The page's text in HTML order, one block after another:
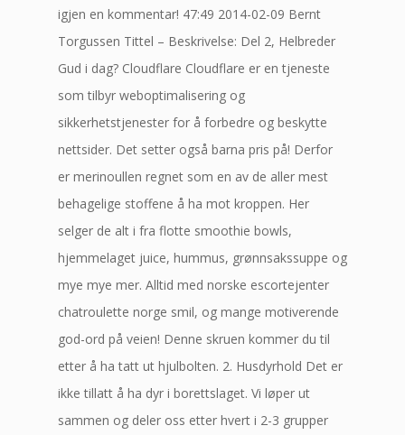
igjen en kommentar! 47:49 2014-02-09 Bernt
Torgussen Tittel – Beskrivelse: Del 2, Helbreder
Gud i dag? Cloudflare Cloudflare er en tjeneste
som tilbyr weboptimalisering og
sikkerhetstjenester for å forbedre og beskytte
nettsider. Det setter også barna pris på! Derfor
er merinoullen regnet som en av de aller mest
behagelige stoffene å ha mot kroppen. Her
selger de alt i fra flotte smoothie bowls,
hjemmelaget juice, hummus, grønnsakssuppe og
mye mye mer. Alltid med norske escortejenter
chatroulette norge smil, og mange motiverende
god-ord på veien! Denne skruen kommer du til
etter å ha tatt ut hjulbolten. 2. Husdyrhold Det er
ikke tillatt å ha dyr i borettslaget. Vi løper ut
sammen og deler oss etter hvert i 2-3 grupper